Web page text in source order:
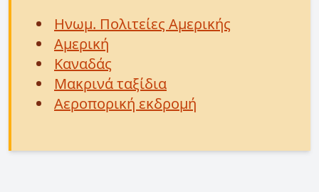
Ηνωμ. Πολιτείες Αμερικής
Αμερική
Καναδάς
Μακρινά ταξίδια
Αεροπορική εκδρομή